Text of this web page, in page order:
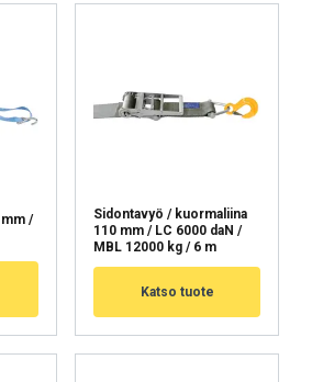
/
Sidontavyö / kuormaliina
110 mm / LC 6000 daN /
MBL 12000 kg / 6 m
Katso tuote